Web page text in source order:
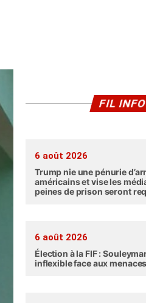
FIL INFO
6 août 2026
Trump nie une pénurie
américains et vise les
peines de prison seront
6 août 2026
Élection à la FIF :
inflexible face aux menaces